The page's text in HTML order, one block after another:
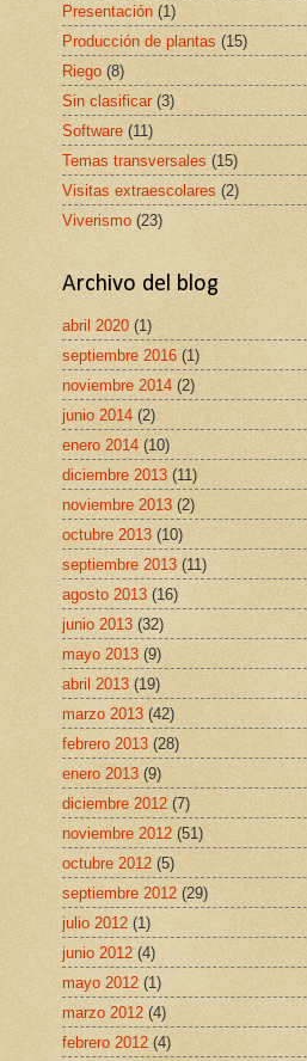
Presentación (1)
Producción de plantas (15)
Riego (8)
Sin clasificar (3)
Software (11)
Temas transversales (15)
Visitas extraescolares (2)
Viverismo (23)
Archivo del blog
abril 2020 (1)
septiembre 2016 (1)
noviembre 2014 (2)
junio 2014 (2)
enero 2014 (10)
diciembre 2013 (11)
noviembre 2013 (2)
octubre 2013 (10)
septiembre 2013 (11)
agosto 2013 (16)
junio 2013 (32)
mayo 2013 (9)
abril 2013 (19)
marzo 2013 (42)
febrero 2013 (28)
enero 2013 (9)
diciembre 2012 (7)
noviembre 2012 (51)
octubre 2012 (5)
septiembre 2012 (29)
julio 2012 (1)
junio 2012 (4)
mayo 2012 (1)
marzo 2012 (4)
febrero 2012 (4)